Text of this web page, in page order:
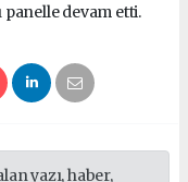
devam etti.
yazı, haber,